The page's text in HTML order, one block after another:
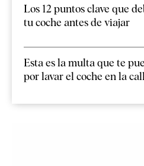
Los 12 puntos clave que
tu coche antes de viajar
Esta es la multa que te
por lavar el coche en la